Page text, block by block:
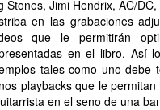
Jimi Hendrix, AC/
en las grabaciones
que le permitirán
en el libro. Así
tales como uno debe
playbacks que le permitan
en el seno de una